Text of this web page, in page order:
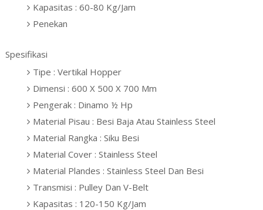
Kapasitas : 60-80 Kg/Jam
Penekan
Spesifikasi
Tipe : Vertikal Hopper
Dimensi : 600 X 500 X 700 Mm
Pengerak : Dinamo ½ Hp
Material Pisau : Besi Baja Atau Stainless Steel
Material Rangka : Siku Besi
Material Cover : Stainless Steel
Material Plandes : Stainless Steel Dan Besi
Transmisi : Pulley Dan V-Belt
Kapasitas : 120-150 Kg/Jam